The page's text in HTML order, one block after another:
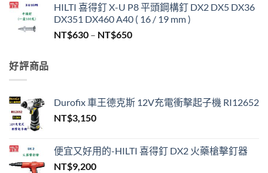
範
圍：
NT$330
HILTI 喜得釘 X-U P8 平頭鋼構釘 DX2 DX5 DX36
DX351 DX460 A40 ( 16 / 19 mm )
NT$630 – NT$650價
到
NT$650
好評商品
Durofix 車王德克斯 12V充電衝擊起子機 RI12652
NT$3,150
便宜又好用的-HILTI 喜得釘 DX2 火藥槍擊釘器
NT$9,200